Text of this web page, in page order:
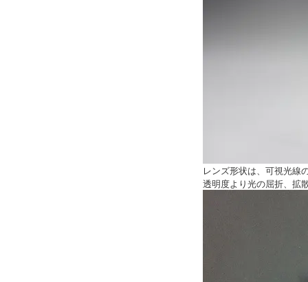
レンズ形状は、可視光線
透明度より光の屈折、拡